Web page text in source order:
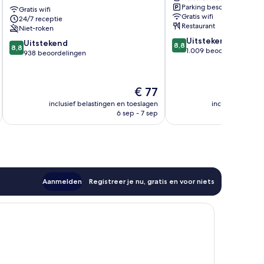
-
Talgarth
Road
Hammersmith
and
Gratis wifi
24/7 receptie
Niet-roken
8.8
van
8,8 Uitstekend
938 beoordelingen
De
prijs
is
€ 77
inclusief belastingen en toeslagen
6 sep - 7 sep
Royal
Ealing
Parking beschikbaar
Gratis wifi
Restaurant
8.8
van
8,8 Uitstekend
1.009 beoordelingen
inclusief
Aanmelden Registreer je nu, gratis en voor niets